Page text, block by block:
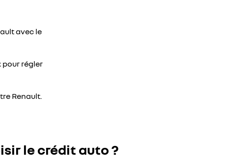
avec le
pour régler
Renault.
le crédit auto ?